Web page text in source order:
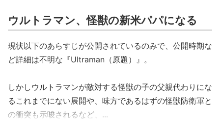
ウルトラマン、怪獣の新米パパになる
現状以下のあらすじが公開されているのみで、公開時期な
ど詳細は不明な『Ultraman（原題）』。
しかしウルトラマンが敵対する怪獣の子の父親代わりにな
るこれまでにない展開や、味方であるはずの怪獣防衛軍と
の衝突も示唆されるなど、...